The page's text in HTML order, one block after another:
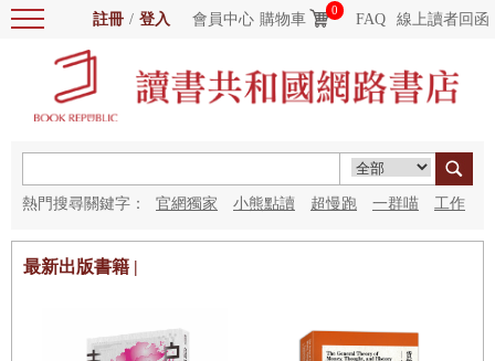
註冊 / 登入 會員中心 購物車
0
FAQ 線上讀者回函
熱門搜尋關鍵字： 官網獨家 小熊點讀 超慢跑 一群喵 工作
細胞 海洋圖書館 紅花
最新出版書籍 |